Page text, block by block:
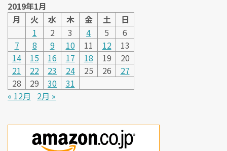
2019年1月
月
火 水 木 金 土
日
1
2 3 4 5
6
7
8 9 10 11 12
13
14
15 16 17 18 19
20
21
22 23 24 25 26
27
28
29 30
31
« 12月
2月 »